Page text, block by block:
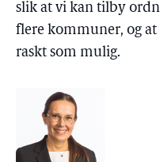
slik at vi kan tilby
flere kommuner, og
raskt som mulig.